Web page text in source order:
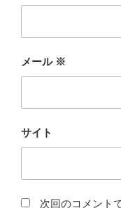
メール ※
サイト
次回のコメント